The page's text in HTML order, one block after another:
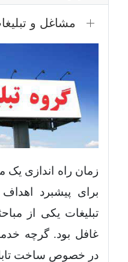
مشاغل و
زمان راه اندازی یک
برای پیشبرد
تبلیغات یکی از
غافل بود. گرچه
در خصوص ساخت